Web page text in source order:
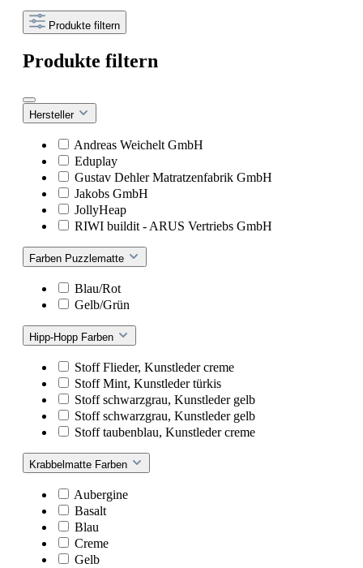
Produkte filtern
Produkte filtern
Hersteller
Andreas Weichelt GmbH
Eduplay
Gustav Dehler Matratzenfabrik GmbH
Jakobs GmbH
JollyHeap
RIWI buildit - ARUS Vertriebs GmbH
Farben Puzzlematte
Blau/Rot
Gelb/Grün
Hipp-Hopp Farben
Stoff Flieder, Kunstleder creme
Stoff Mint, Kunstleder türkis
Stoff schwarzgrau, Kunstleder gelb
Stoff schwarzgrau, Kunstleder gelb
Stoff taubenblau, Kunstleder creme
Krabbelmatte Farben
Aubergine
Basalt
Blau
Creme
Gelb